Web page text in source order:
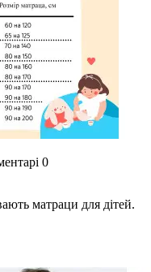
0
матраци для дітей.